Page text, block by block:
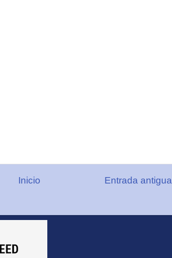
Entrada antigua
Inicio